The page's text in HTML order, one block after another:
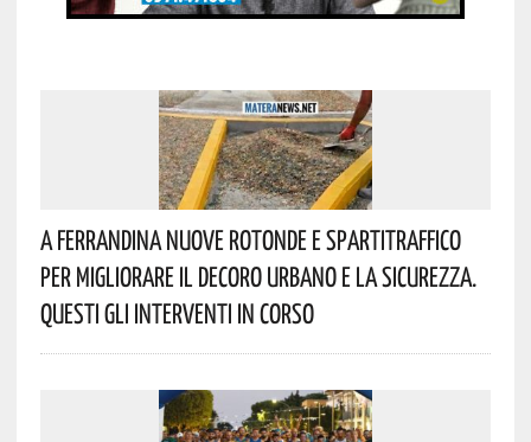
A Ferrandina Nuove Rotonde E Spartitraffico
Per Migliorare Il Decoro Urbano E La Sicurezza.
Questi Gli Interventi In Corso